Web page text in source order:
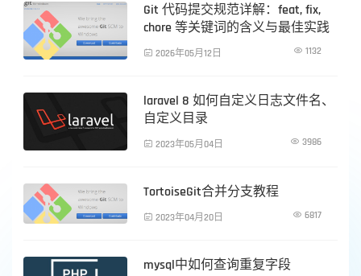
PHP技术
Git 代码提交规范详解：feat, fix,
chore 等关键词的含义与最佳实践
 2026年05月12日  1132
laravel 8 如何自定义日志文件名、
自定义目录
 2023年05月04日  3986
PHP技术 TortoiseGit合并分支教程
 2023年04月20日  6817
PHP技术 mysql中如何查询重复字段